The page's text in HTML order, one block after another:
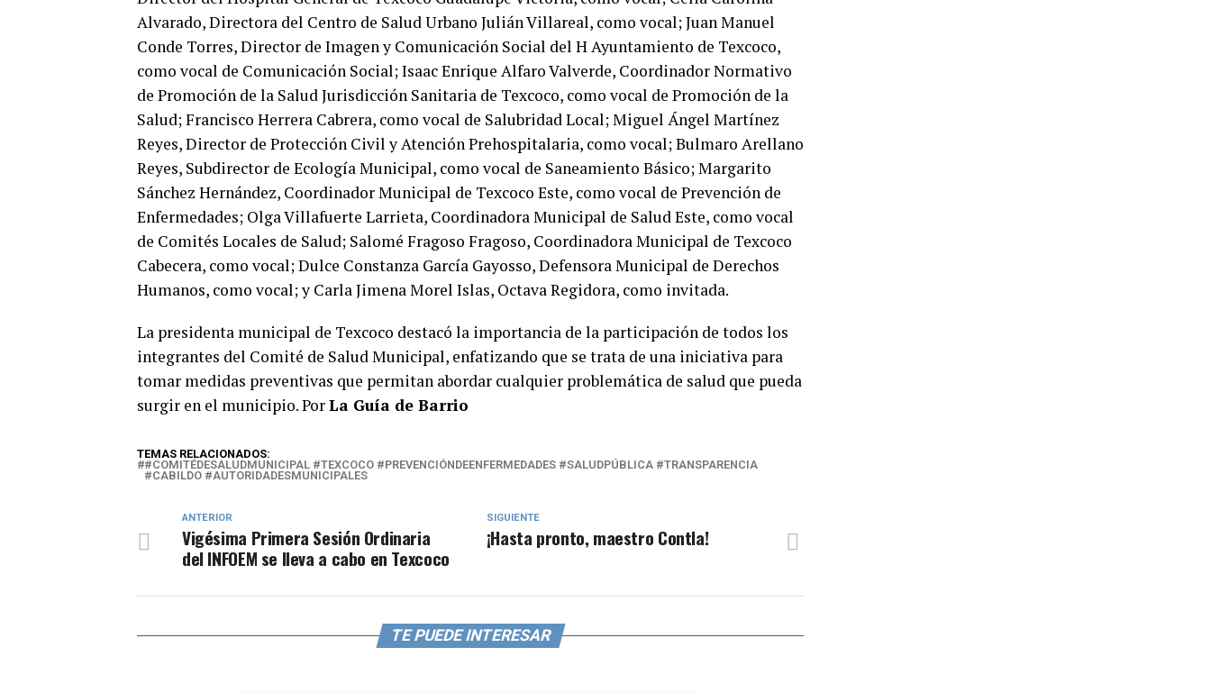
Alvarado, Directora del Centro de Salud Urbano Julián Villareal, como vocal; Juan Manuel
Conde Torres, Director de Imagen y Comunicación Social del H Ayuntamiento de Texcoco,
como vocal de Comunicación Social; Isaac Enrique Alfaro Valverde, Coordinador Normativo
de Promoción de la Salud Jurisdicción Sanitaria de Texcoco, como vocal de Promoción de la
Salud; Francisco Herrera Cabrera, como vocal de Salubridad Local; Miguel Ángel Martínez
Reyes, Director de Protección Civil y Atención Prehospitalaria, como vocal; Bulmaro Arellano
Reyes, Subdirector de Ecología Municipal, como vocal de Saneamiento Básico; Margarito
Sánchez Hernández, Coordinador Municipal de Texcoco Este, como vocal de Prevención de
Enfermedades; Olga Villafuerte Larrieta, Coordinadora Municipal de Salud Este, como vocal
de Comités Locales de Salud; Salomé Fragoso Fragoso, Coordinadora Municipal de Texcoco
Cabecera, como vocal; Dulce Constanza García Gayosso, Defensora Municipal de Derechos
Humanos, como vocal; y Carla Jimena Morel Islas, Octava Regidora, como invitada.
La presidenta municipal de Texcoco destacó la importancia de la participación de todos los
integrantes del Comité de Salud Municipal, enfatizando que se trata de una iniciativa para
tomar medidas preventivas que permitan abordar cualquier problemática de salud que pueda
surgir en el municipio. PorLa Guía de Barrio
TEMAS RELACIONADOS:
#COMITÉDESALUDMUNICIPAL #TEXCOCO #PREVENCIÓNDEENFERMEDADES #SALUDPÚBLICA #TRANSPARENCIA
#CABILDO #AUTORIDADESMUNICIPALES
SIGUIENTE
¡Hasta pronto, maestro Contla!
ANTERIOR
Vigésima Primera Sesión Ordinaria
del INFOEM se lleva a cabo en Texcoco
TE PUEDE INTERESAR